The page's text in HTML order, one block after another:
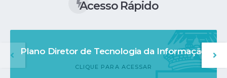
Acesso Rápido
Plano Diretor de Tecnologia da Informação
CLIQUE PARA ACESSAR